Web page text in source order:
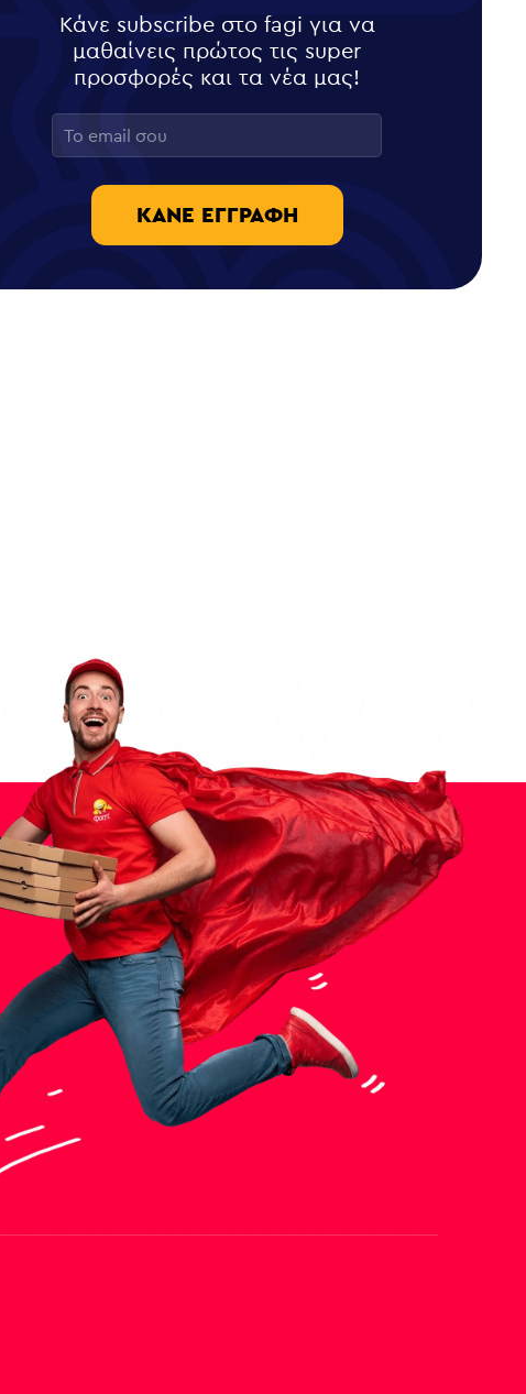
Κάνε subscribe στο fagi για να
μαθαίνεις πρώτος τις super
προσφορές και τα νέα μας!
ΚΆΝΕ ΕΓΓΡΑΦΉ